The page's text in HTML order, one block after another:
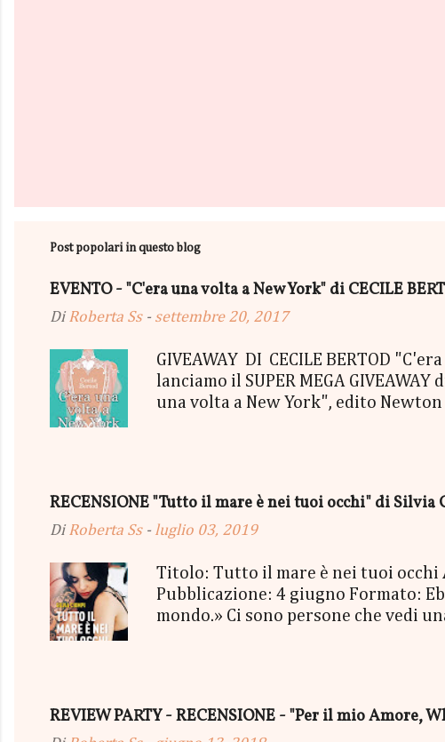
Post popolari in questo blog
EVENTO - "C'era una volta a New York" di CECILE
Di Roberta Ss - settembre 20, 2017
GIVEAWAY DI CECILE BERTOD
lanciamo il SUPER MEGA
una volta a New York", edito
"tutto ma non il mio Tailleur" - una
terminerà...
RECENSIONE "Tutto il mare è nei tuoi occhi" di Silvia
Di Roberta Ss - luglio 03, 2019
Titolo: Tutto il mare è nei tuoi occhi
Pubblicazione: 4 giugno Formato:
mondo.» Ci sono persone che vedi
sorriso più strafottente
essere così. Così bello, così vero,
REVIEW PARTY - RECENSIONE - "Per il mio Amore,